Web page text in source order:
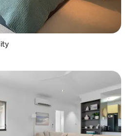
s oznakom „Odabrali gosti”